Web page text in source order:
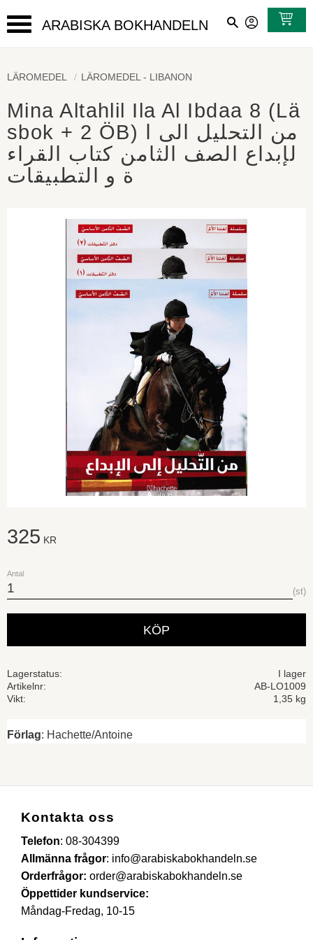
Meny ARABISKA BOKHANDELN
LÄROMEDEL LÄROMEDEL - LIBANON
Mina Altahlil Ila Al Ibdaa 8 (Lä
sbok + 2 ÖB) من التحليل الى ا
لإبداع الصف الثامن كتاب القراء
ة و التطبيقات
325 KR
Antal
st
KÖP
Lagerstatus
I lager
Artikelnr
AB-LO1009
Vikt
1,35 kg
Förlag: Hachette/Antoine
Kontakta oss
Telefon: 08-304399
Allmänna frågor: info@arabiskabokhandeln.se
Orderfrågor: order@arabiskabokhandeln.se
Öppettider kundservice:
Måndag-Fredag, 10-15